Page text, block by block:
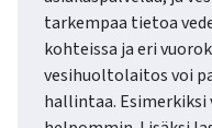
tarkempaa tietoa
kohteissa ja eri
vesihuoltolaitos voi
hallintaa. Esimerkiksi